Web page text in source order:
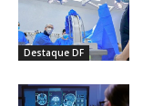
Destaque DF